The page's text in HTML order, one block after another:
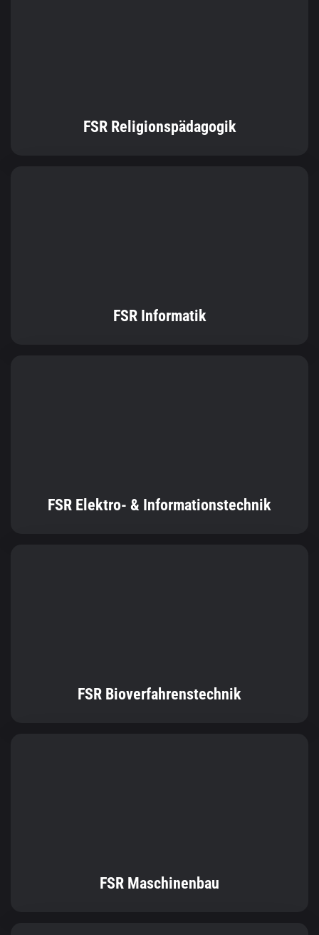
FSR Religionspädagogik
FSR Informatik
FSR Elektro- & Informationstechnik
FSR Bioverfahrenstechnik
FSR Maschinenbau